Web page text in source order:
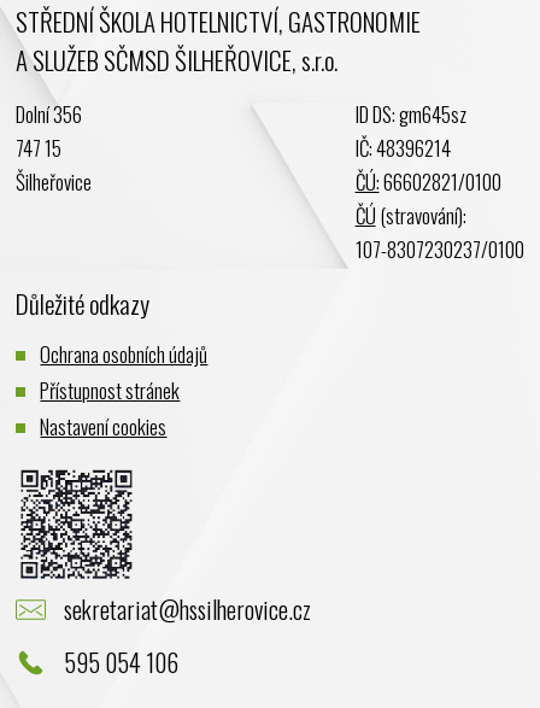
STŘEDNÍ ŠKOLA HOTELNICTVÍ, GASTRONOMIE
A SLUŽEB SČMSD ŠILHEŘOVICE, s.r.o.
Dolní 356
747 15
Šilheřovice
ID DS: gm645sz
IČ: 48396214
ČÚ:66602821/0100
ČÚ (stravování):
107-8307230237/0100
Důležité odkazy
Ochrana osobních údajů
Přístupnost stránek
Nastavení cookies
sekretariat@hssilherovice.cz
595 054 106